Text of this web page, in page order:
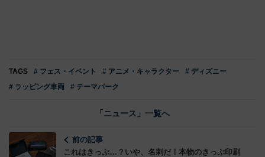
TAGS # フェス・イベント # アニメ・キャラクター
# ディズニー
# ラッピング車両
# テーマパーク
「ニュース」一覧へ
前の記事
これはきっぷ…？いや、名刺だ！本物のきっぷ印刷